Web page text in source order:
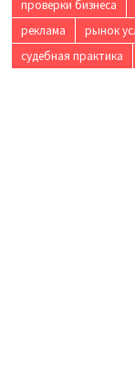
проверки бизнеса
реклама
рынок
судебная практика